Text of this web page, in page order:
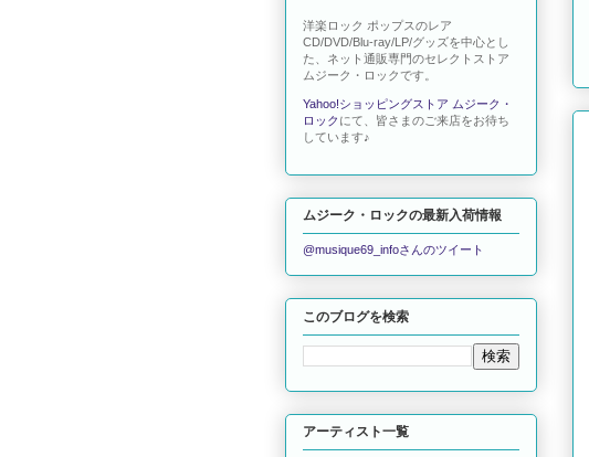
洋楽ロック ポップスのレア
CD/DVD/Blu-ray/LP/グッズを中心とし
た、ネット通販専門のセレクトストア
ムジーク・ロックです。
Yahoo!ショッピングストア ムジーク・
ロック にて、皆さまのご来店をお待ち
しています♪
ムジーク・ロックの最新入荷情報
@musique69_infoさんのツイート
このブログを検索
アーティスト一覧